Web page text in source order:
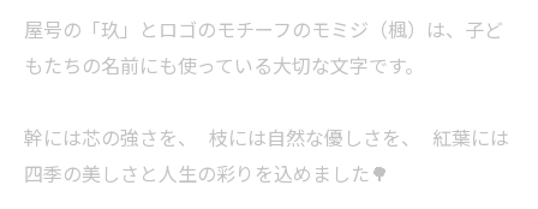
屋号の「玖」とロゴのモチーフのモミジ（楓）は、子ど
もたちの名前にも使っている大切な文字です。
幹には芯の強さを、 枝には自然な優しさを、 紅葉には
四季の美しさと人生の彩りを込めました🌳